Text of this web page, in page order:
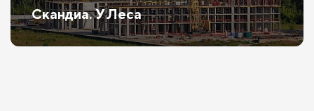
Скандиа. У Леса